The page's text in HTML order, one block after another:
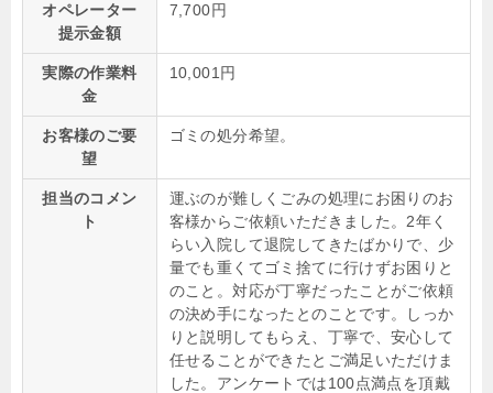
オペレーター
提示金額
7,700円
実際の作業料
金
10,001円
お客様のご要
望
ゴミの処分希望。
担当のコメン
ト
運ぶのが難しくごみの処理にお困りのお
客様からご依頼いただきました。2年く
らい入院して退院してきたばかりで、少
量でも重くてゴミ捨てに行けずお困りと
のこと。対応が丁寧だったことがご依頼
の決め手になったとのことです。しっか
りと説明してもらえ、丁寧で、安心して
任せることができたとご満足いただけま
した。アンケートでは100点満点を頂戴